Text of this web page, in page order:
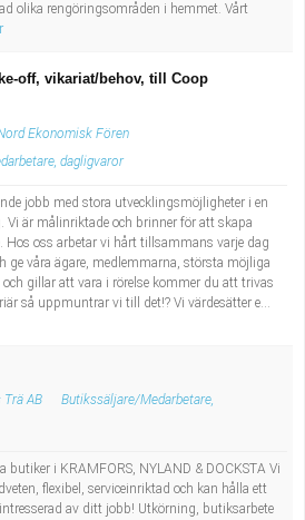
olika rengöringsområden i hemmet. Vårt
off, vikariat/behov, till Coop
Ekonomisk Fören
dagligvaror
jobb med stora utvecklingsmöjligheter i en
är målinriktade och brinner för att skapa
Hos oss arbetar vi hårt tillsammans varje dag
ge våra ägare, medlemmarna, största möjliga
gillar att vara i rörelse kommer du att trivas
så uppmuntrar vi till det!? Vi värdesätter e...
Trä AB
Butikssäljare/Medarbetare,
butiker i KRAMFORS, NYLAND & DOCKSTA Vi
flexibel, serviceinriktad och kan hålla ett
av ditt jobb! Utkörning, butiksarbete